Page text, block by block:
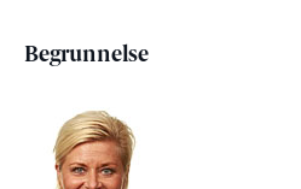
Begrunnelse